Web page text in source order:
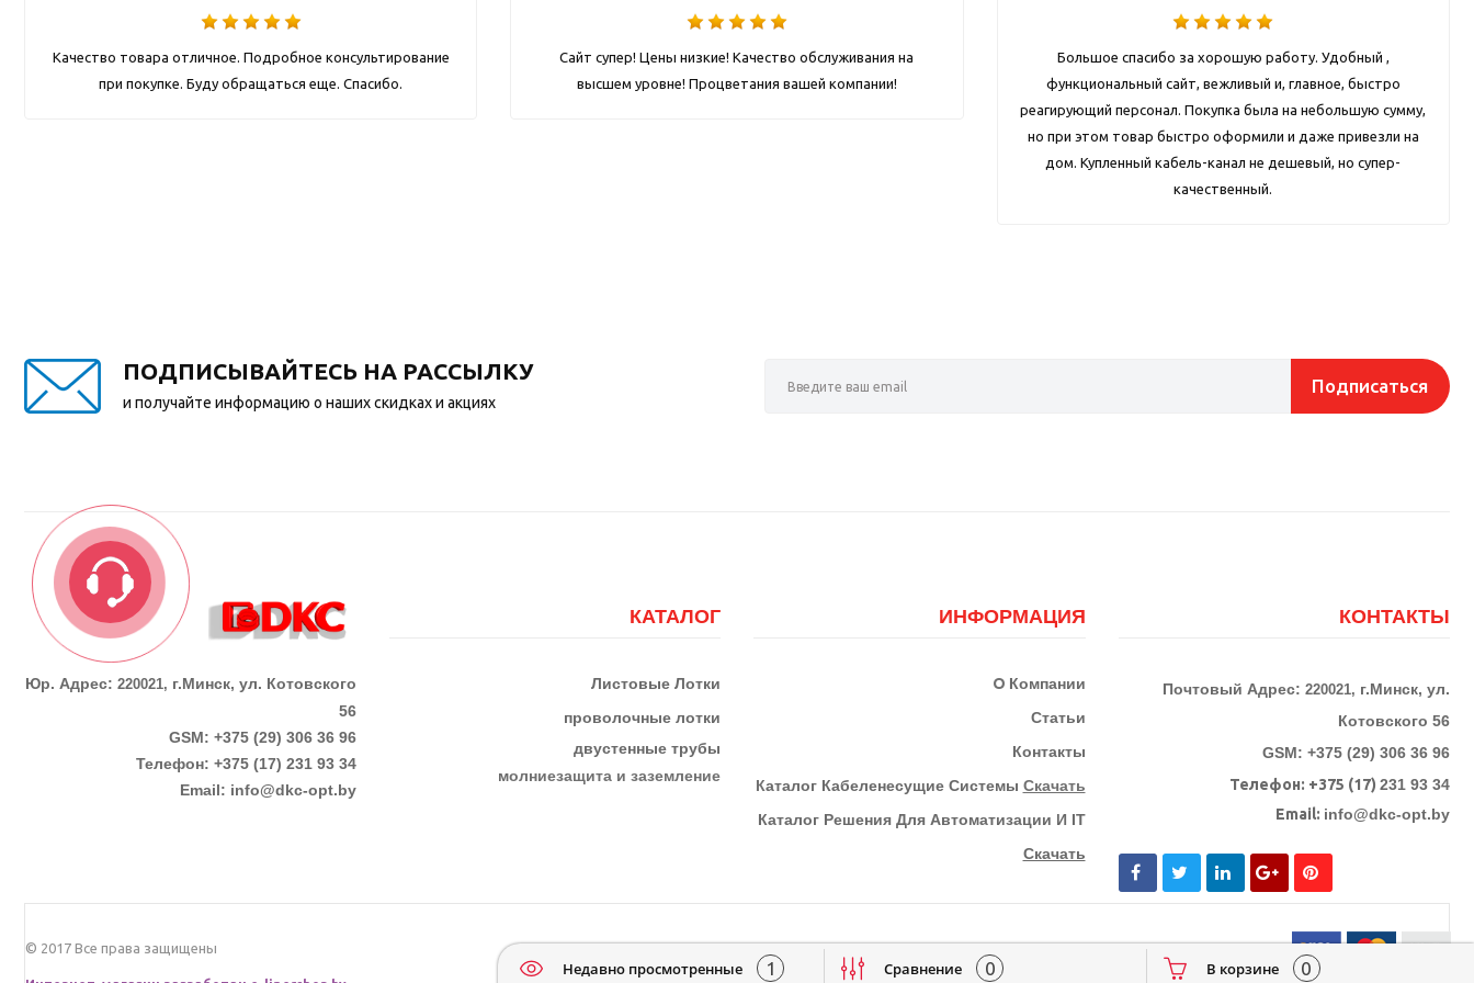
Качество товара отличное. Подробное консультирование
при покупке. Буду обращаться еще. Спасибо.
Сайт супер! Цены низкие! Качество обслуживания на
высшем уровне! Процветания вашей компании!
Большое спасибо за хорошую работу. Удобный ,
функциональный сайт, вежливый и, главное, быстро
реагирующий персонал. Покупка была на небольшую сумму,
но при этом товар быстро оформили и даже привезли на
дом. Купленный кабель-канал не дешевый, но супер-
качественный.
ПОДПИСЫВАЙТЕСЬ НА РАССЫЛКУ
и получайте информацию о наших скидках и акциях
Подписаться
Юр. Адрес: 220021, г.Минск, ул. Котовского
56
GSM: +375 (29) 306 36 96
Телефон: +375 (17) 231 93 34
Email: info@dkc-opt.by
КАТАЛОГ
Листовые Лотки
проволочные лотки
двустенные трубы
молниезащита и заземление
ИНФОРМАЦИЯ
О Компании
Статьи
Контакты
КАталог Кабеленесущие Системы Скачать
Каталог Решения Для Автоматизации И IT
Скачать
КОНТАКТЫ
Почтовый Адрес: 220021, г.Минск, ул.
Котовского 56
GSM: +375 (29) 306 36 96
Телефон: +375 (17) 231 93 34
Email: info@dkc-opt.by
© 2017 Все права защищены
Недавно просмотренные 1 Сравнение 0 В корзине 0